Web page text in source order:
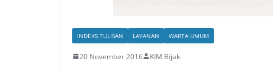
INDEKS TULISAN LAYANAN WARTA UMUM
20 November 2016 KIM Bijak